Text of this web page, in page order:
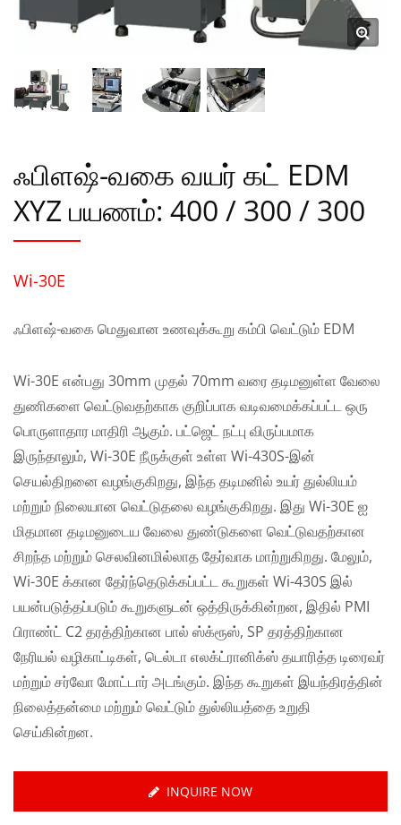
ஃபிளஷ்-வகை வயர் கட் EDM
XYZ பயணம்: 400 / 300 / 300
Wi-30E
ஃபிளஷ்-வகை மெதுவான உணவுக்கூறு கம்பி வெட்டும் EDM
Wi-30E என்பது 30mm முதல் 70mm வரை தடிமனுள்ள வேலை
துணிகளை வெட்டுவதற்காக குறிப்பாக வடிவமைக்கப்பட்ட ஒரு
பொருளாதார மாதிரி ஆகும். பட்ஜெட் நட்பு விருப்பமாக
இருந்தாலும், Wi-30E நீருக்குள் உள்ள Wi-430S-இன்
செயல்திறனை வழங்குகிறது, இந்த தடிமனில் உயர் துல்லியம்
மற்றும் நிலையான வெட்டுதலை வழங்குகிறது. இது Wi-30E ஐ
மிதமான தடிமனுடைய வேலை துண்டுகளை வெட்டுவதற்கான
சிறந்த மற்றும் செலவினமில்லாத தேர்வாக மாற்றுகிறது. மேலும்,
Wi-30E க்கான தேர்ந்தெடுக்கப்பட்ட கூறுகள் Wi-430S இல்
பயன்படுத்தப்படும் கூறுகளுடன் ஒத்திருக்கின்றன, இதில் PMI
பிராண்ட் C2 தரத்திற்கான பால் ஸ்க்ரூஸ், SP தரத்திற்கான
நேரியல் வழிகாட்டிகள், டெல்டா எலக்ட்ரானிக்ஸ் தயாரித்த டிரைவர்
மற்றும் சர்வோ மோட்டார் அடங்கும். இந்த கூறுகள் இயந்திரத்தின்
நிலைத்தன்மை மற்றும் வெட்டும் துல்லியத்தை உறுதி
செய்கின்றன.
INQUIRE NOW